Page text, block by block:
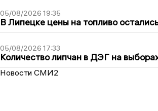
05/08/2026 19:35
В Липецке цены на топливо
05/08/2026 17:33
Количество липчан в ДЭГ на
Новости СМИ2